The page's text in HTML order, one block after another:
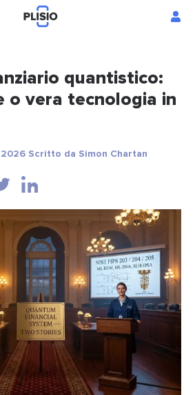
quantistico:
o vera tecnologia in
2026 Scritto da Simon Chartan